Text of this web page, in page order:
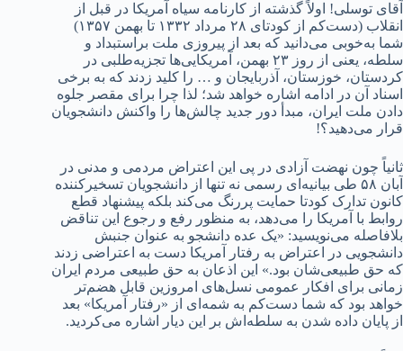
آقای توسلی! اولاً گذشته از کارنامه سیاه آمریکا در قبل از
انقلاب (دست‌کم از کودتای ۲۸ مرداد ۱۳۳۲ تا بهمن ۱۳۵۷)
شما به‌خوبی می‌دانید که بعد از پیروزی ملت براستبداد و
سلطه، یعنی از روز ۲۳ بهمن، آمریکا‌یی‌ها تجزیه‌طلبی در
کردستان، خوزستان، آذربایجان و … را کلید زدند که به برخی
اسناد آن در ادامه اشاره خواهد شد؛ لذا چرا برای مقصر جلوه
دادن ملت ایران، مبدأ دور جدید چالش‌ها را واکنش دانشجویان
قرار می‌دهید؟!
ثانیاً چون نهضت آزادی در پی این اعتراض مردمی و مدنی در
آبان ۵۸ طی بیانیه‌ای رسمی نه تنها از دانشجویان تسخیرکننده
کانون تدارک کودتا حمایت پررنگ می‌کند بلکه پیشنهاد قطع
روابط با آمریکا را می‌دهد، به منظور رفع و رجوع این تناقض
بلافاصله می‌نویسید: «یک عده دانشجو به عنوان جنبش
دانشجویی در اعتراض به رفتار آمریکا دست به اعتراضی زدند
که حق طبیعی‌شان بود.» این اذعان به حق طبیعی مردم ایران
زمانی برای افکار عمومی نسل‌های امروزین قابل هضم‌تر
خواهد بود که شما دست‌کم به شمه‌ای از «رفتار آمریکا» بعد
از پایان داده شدن به سلطه‌اش بر این دیار اشاره می‌کردید.